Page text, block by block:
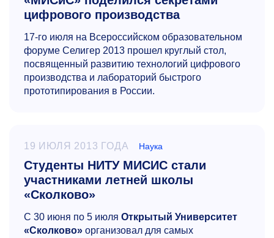
цифрового производства
17-го июля на Всероссийском образовательном
форуме Селигер 2013 прошел круглый стол,
посвященный развитию технологий цифрового
производства и лабораторий быстрого
прототипирования в России.
19 ИЮЛЯ 2013 ГОДА Наука
Студенты НИТУ МИСИС стали
участниками летней школы
«Сколково»
С 30 июня по 5 июля Открытый Университет
«Сколково» организовал для самых